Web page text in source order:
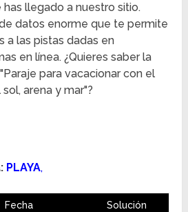
llegado a nuestro sitio.
datos enorme que te permite
a las pistas dadas en
en línea. ¿Quieres saber la
para vacacionar con el
arena y mar"?
PLAYA,
Fecha Solución